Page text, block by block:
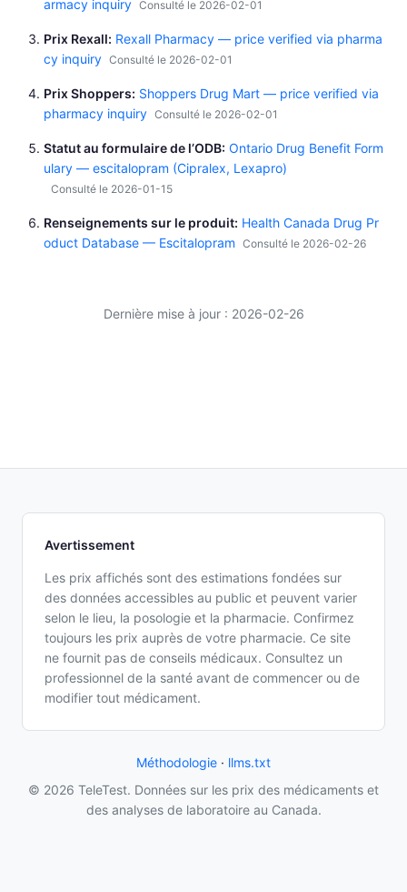
armacy inquiry Consulté le 2026-02-01
Prix Rexall Rexall Pharmacy — price verified via pharma
cy inquiry Consulté le 2026-02-01
Prix Shoppers Shoppers Drug Mart — price verified via
pharmacy inquiry Consulté le 2026-02-01
Statut au formulaire de l’ODB Ontario Drug Benefit Form
ulary — escitalopram (Cipralex, Lexapro)
Consulté le 2026-01-15
Renseignements sur le produit Health Canada Drug Pr
oduct Database — Escitalopram Consulté le 2026-02-26
Dernière mise à jour : 2026-02-26
Avertissement
Les prix affichés sont des estimations fondées sur
des données accessibles au public et peuvent varier
selon le lieu, la posologie et la pharmacie. Confirmez
toujours les prix auprès de votre pharmacie. Ce site
ne fournit pas de conseils médicaux. Consultez un
professionnel de la santé avant de commencer ou de
modifier tout médicament.
Méthodologie · llms.txt
© 2026 TeleTest. Données sur les prix des médicaments et
des analyses de laboratoire au Canada.